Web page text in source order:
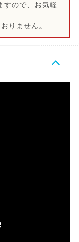
すので、お気軽
りません。